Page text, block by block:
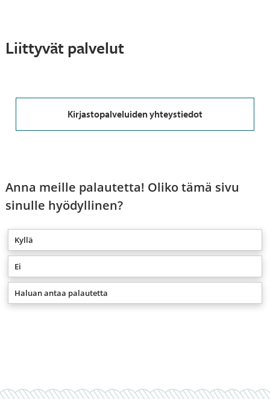
Liittyvät palvelut
Kirjastopalveluiden yhteystiedot
Anna meille palautetta! Oliko tämä sivu
sinulle hyödyllinen?
Kyllä
Ei
Haluan antaa palautetta